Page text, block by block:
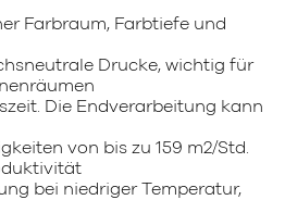
Farbraum, Farbtiefe und
Drucke, wichtig für
Die Endverarbeitung kann
von bis zu 159 m2/Std.
bei niedriger Temperatur,